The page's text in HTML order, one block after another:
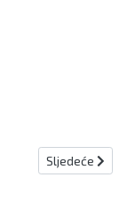
Sljedeći
Sljedeće